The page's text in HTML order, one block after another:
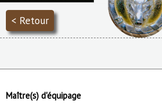
< Retour
Maître(s) d'équipage